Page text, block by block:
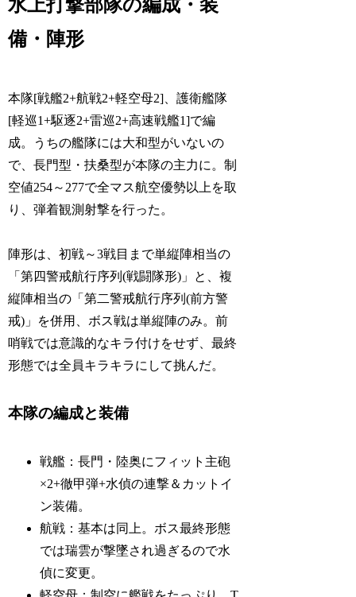
水上打撃部隊の編成・装
備・陣形
本隊[戦艦2+航戦2+軽空母2]、護衛艦隊
[軽巡1+駆逐2+雷巡2+高速戦艦1]で編
成。うちの艦隊には大和型がいないの
で、長門型・扶桑型が本隊の主力に。制
空値254～277で全マス航空優勢以上を取
り、弾着観測射撃を行った。
陣形は、初戦～3戦目まで単縦陣相当の
「第四警戒航行序列(戦闘隊形)」と、複
縦陣相当の「第二警戒航行序列(前方警
戒)」を併用、ボス戦は単縦陣のみ。前
哨戦では意識的なキラ付けをせず、最終
形態では全員キラキラにして挑んだ。
本隊の編成と装備
戦艦：長門・陸奥にフィット主砲
×2+徹甲弾+水偵の連撃＆カットイ
ン装備。
航戦：基本は同上。ボス最終形態
では瑞雲が撃墜され過ぎるので水
偵に変更。